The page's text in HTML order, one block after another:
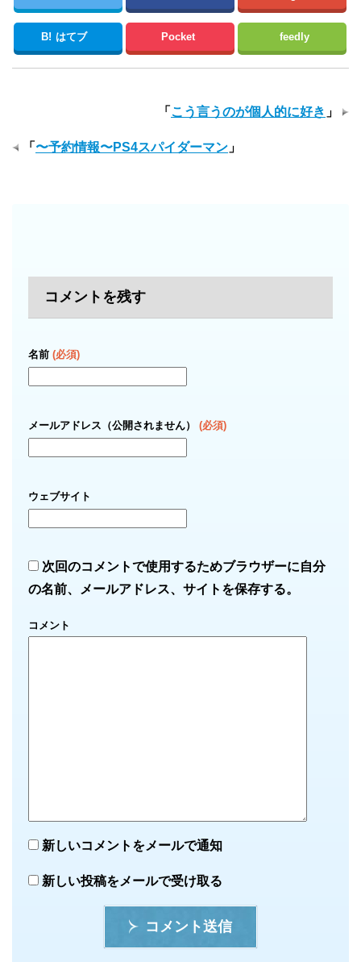
B! はてブ Pocket feedly
「 こう言うのが個人的に好き 」
「 〜予約情報〜PS4スパイダーマン 」
コメントを残す
名前 (必須)
メールアドレス（公開されません） (必須)
ウェブサイト
次回のコメントで使用するためブラウザーに自分
の名前、メールアドレス、サイトを保存する。
コメント
新しいコメントをメールで通知
新しい投稿をメールで受け取る
コメント送信